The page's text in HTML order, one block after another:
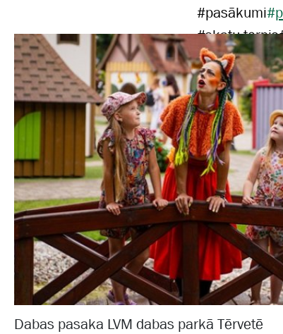
#pasākumi#
#skatu tornis
#
Dabas pasaka LVM dabas parkā Tērvetē